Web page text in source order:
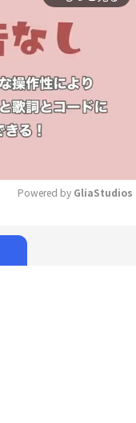
Powered by GliaStudios